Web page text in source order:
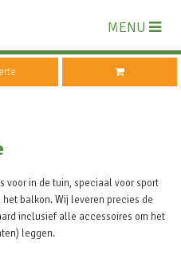
MENU
voor in de tuin, speciaal voor sport
balkon. Wij leveren precies de
inclusief alle accessoires om het
leggen.